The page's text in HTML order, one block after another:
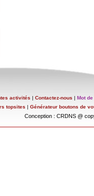
activités | Contactez-nous | Mot
topsites | Générateur boutons de
Conception : CRDNS @